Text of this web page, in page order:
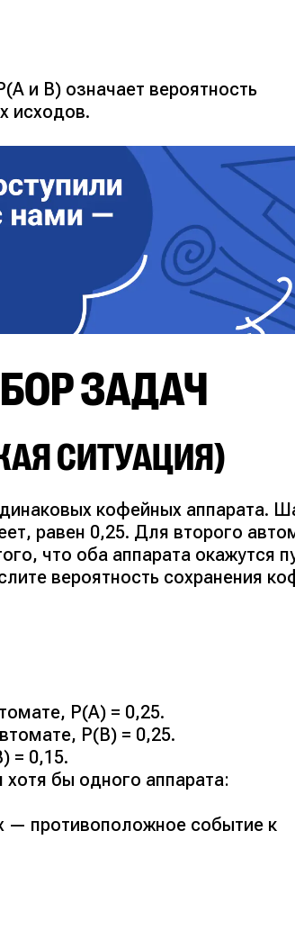
и B) означает вероятность
исходов.
ЗАДАЧ
СИТУАЦИЯ)
кофейных аппарата.
равен 0,25. Для второго
что оба аппарата окажутся
вероятность сохранения
P(A) = 0,25.
P(B) = 0,25.
= 0,15.
бы одного аппарата:
— противоположное событие к